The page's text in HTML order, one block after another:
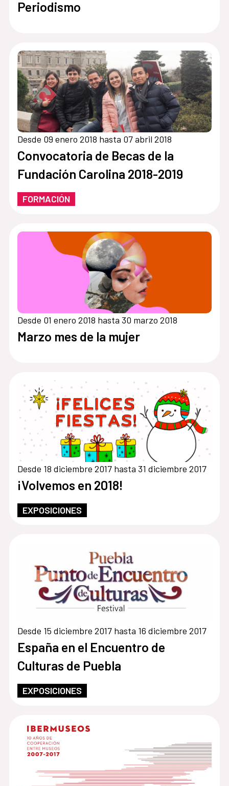
Periodismo
Desde 09 enero 2018 hasta 07 abril 2018
Convocatoria de Becas de la
Fundación Carolina 2018-2019
FORMACIÓN
Desde 01 enero 2018 hasta 30 marzo 2018
Marzo mes de la mujer
Desde 18 diciembre 2017 hasta 31 diciembre 2017
¡Volvemos en 2018!
EXPOSICIONES
Desde 15 diciembre 2017 hasta 16 diciembre 2017
España en el Encuentro de
Culturas de Puebla
EXPOSICIONES